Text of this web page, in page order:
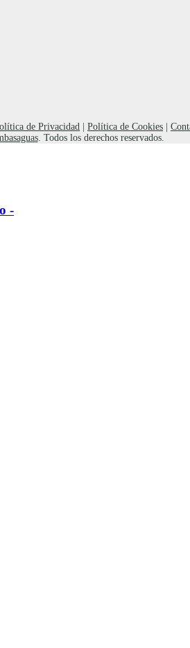
de Privacidad Política de Cookies
. Todos los derechos reservados.
-